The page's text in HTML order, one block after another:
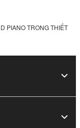
PIANO TRONG THIẾT